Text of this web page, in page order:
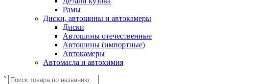
Рамы
Диски, автошины и автокамеры
Диски
Автошины отечественные
Автошины (импортные)
Автокамеры
Автомасла и автохимия
`